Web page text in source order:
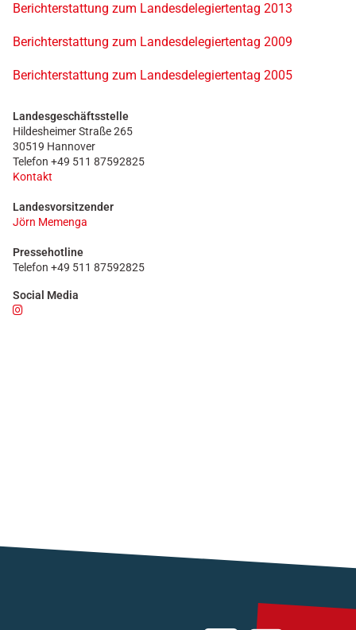
Berichterstattung zum Landesdelegiertentag 2013
Berichterstattung zum Landesdelegiertentag 2009
Berichterstattung zum Landesdelegiertentag 2005
Landesgeschäftsstelle
Hildesheimer Straße 265
30519 Hannover
Telefon +49 511 87592825
Kontakt
Landesvorsitzender
Jörn Memenga
Pressehotline
Telefon +49 511 87592825
Social Media